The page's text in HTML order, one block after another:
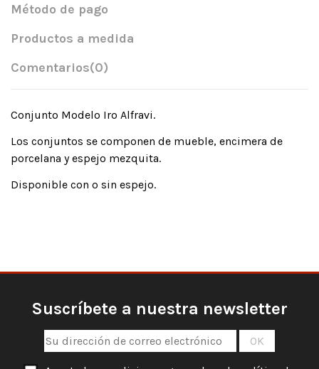
Método de pago
Productos a medida
Comentarios(0)
Conjunto Modelo Iro Alfravi.
Los conjuntos se componen de mueble, encimera de
porcelana y espejo mezquita.
Disponible con o sin espejo.
Suscríbete a nuestra newsletter